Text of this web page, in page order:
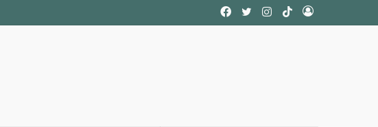
Acceso
TikTok
Instagram
Twitter
Facebook